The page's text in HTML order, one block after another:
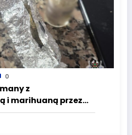
0
z
i marihuaną przez